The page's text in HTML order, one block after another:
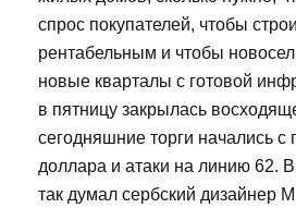
спрос покупателей, чтобы
рентабельным и чтобы
новые кварталы с готовой
в пятницу закрылась
сегодняшние торги начались
доллара и атаки на линию 62.
так думал сербский дизайнер